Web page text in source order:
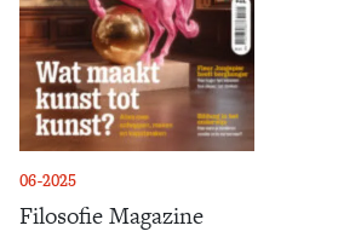
06-2025
Filosofie Magazine